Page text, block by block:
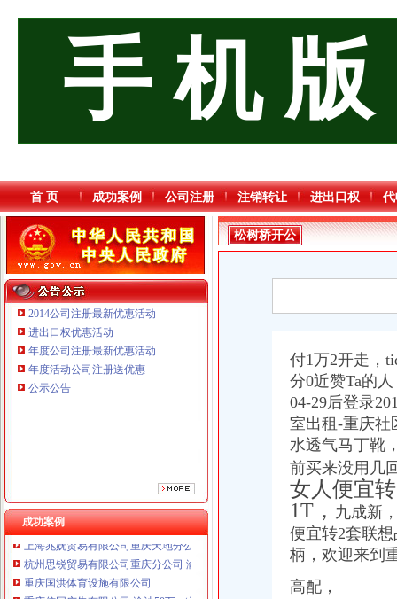
手 机 版
首 页 成功案例 公司注册 注销转让 进出口权
2014公司注册最新优惠活动
进出口权优惠活动
年度公司注册最新优惠活动
年度活动公司注册送优惠
公示公告
成功案例
重庆国洪体育设施有限公司
重庆信同广告有限公司 渝沙50万 （工商注册）
重庆德谋生产力促进中心有限公司 渝大10万 （工商注册）
重庆凯誉网络通信技术工程有限公司渝中分公司 （工商注册）
重庆华康假肢矫形有限公司 渝中120万 （增资）
上海兆妩贸易有限公司重庆天地分公司 渝中 （工商注册）
杭州思锐贸易有限公司重庆分公司 渝中 （工商注册）
重庆国洪体育设施有限公司
重庆信同广告有限公司 渝沙50万 （工商注册）
松树桥开公
司
付1万2开走，
分0近赞Ta的
04-29后登录
室出租-重庆
水透气马丁靴
前买来没用几
女人便宜
1T， 九成新
便宜转2套联
柄，欢迎来到
高配，